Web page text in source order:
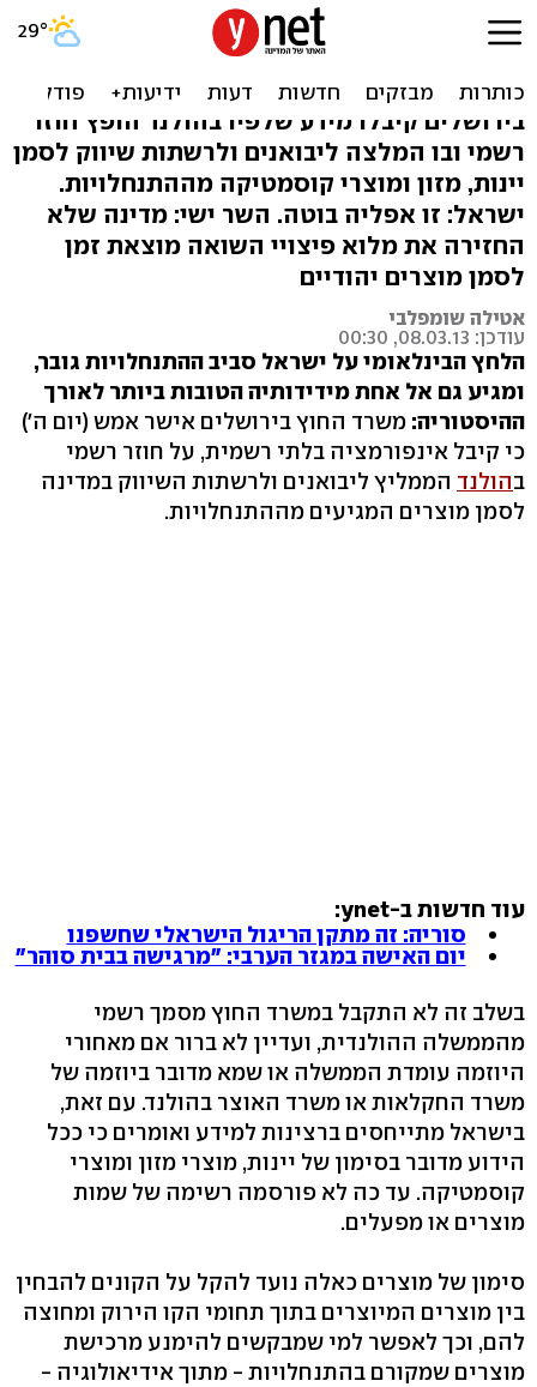
"המלצה רשמית בהולנד: לסמן
מוצרי התנחלויות"
בירושלים קיבלו מידע שלפיו בהולנד הופץ חוזר
רשמי ובו המלצה ליבואנים ולרשתות שיווק לסמן
יינות, מזון ומוצרי קוסמטיקה מההתנחלויות.
ישראל: זו אפליה בוטה. השר ישי: מדינה שלא
החזירה את מלוא פיצויי השואה מוצאת זמן
לסמן מוצרים יהודיים
אטילה שומפלבי
עודכן: 08.03.13, 00:30
הלחץ הבינלאומי על ישראל סביב ההתנחלויות גובר,
ומגיע גם אל אחת מידידותיה הטובות ביותר לאורך
ההיסטוריה: משרד החוץ בירושלים אישר אמש (יום ה')
כי קיבל אינפורמציה בלתי רשמית, על חוזר רשמי
בהולנד הממליץ ליבואנים ולרשתות השיווק במדינה
לסמן מוצרים המגיעים מההתנחלויות.
עוד חדשות ב-ynet:
סוריה: זה מתקן הריגול הישראלי שחשפנו
יום האישה במגזר הערבי: "מרגישה בבית סוהר"
בשלב זה לא התקבל במשרד החוץ מסמך רשמי
מהממשלה ההולנדית, ועדיין לא ברור אם מאחורי
היוזמה עומדת הממשלה או שמא מדובר ביוזמה של
משרד החקלאות או משרד האוצר בהולנד. עם זאת,
בישראל מתייחסים ברצינות למידע ואומרים כי ככל
הידוע מדובר בסימון של יינות, מוצרי מזון ומוצרי
קוסמטיקה. עד כה לא פורסמה רשימה של שמות
מוצרים או מפעלים.
סימון של מוצרים כאלה נועד להקל על הקונים להבחין
בין מוצרים המיוצרים בתוך תחומי הקו הירוק ומחוצה
להם, וכך לאפשר למי שמבקשים להימנע מרכישת
מוצרים שמקורם בהתנחלויות - מתוך אידיאולוגיה -